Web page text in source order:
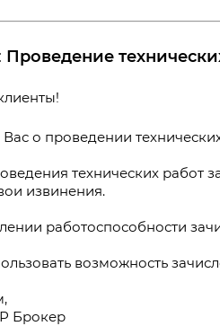
Проведение
о проведении
технических работ
извинения.
работоспособности
возможность
Брокер